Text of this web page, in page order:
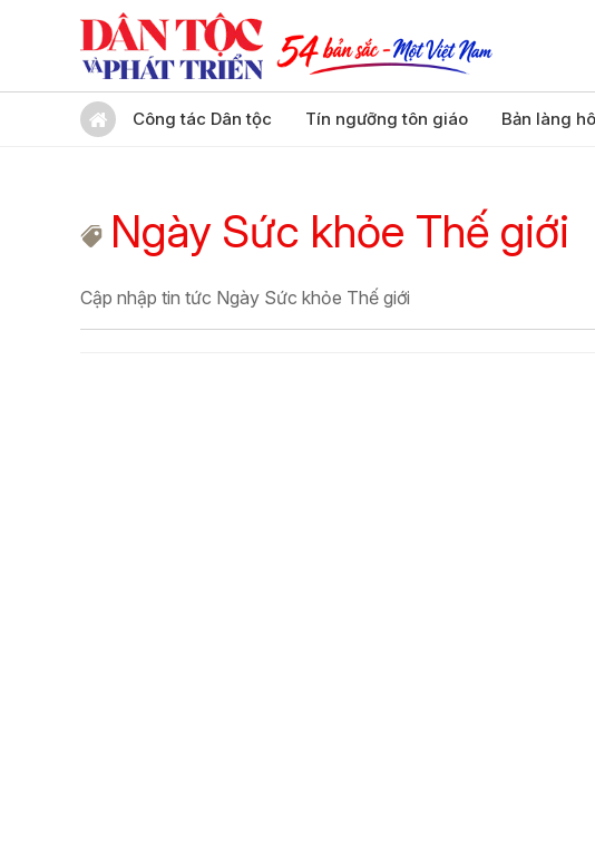
Công tác Dân tộc Tín ngưỡng tôn giáo Bản làng
Ngày Sức khỏe Thế giới
Cập nhập tin tức Ngày Sức khỏe Thế giới